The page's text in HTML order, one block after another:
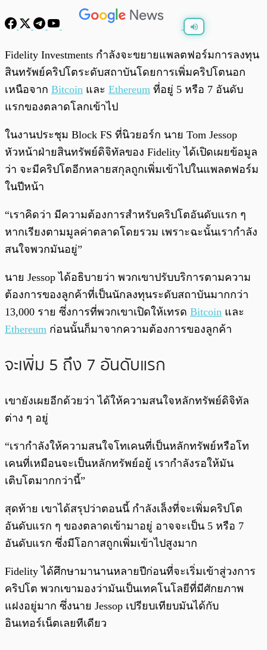
0:00
Fidelity Investments กำลังจะขยายแพลตฟอร์มการลงทุน
สินทรัพย์คริปโตระดับสถาบันโดยการเพิ่มคริปโตนอก
เหนือจาก Bitcoin และ Ethereum ที่อยู่ 5 หรือ 7 อันดับ
แรกของตลาดโลกเข้าไป
ในงานประชุม Block FS ที่นิวยอร์ก นาย Tom Jessop
หัวหน้าฝ่ายสินทรัพย์ดิจิทัลของ Fidelity ได้เปิดเผยข้อมูล
ว่า จะมีคริปโตอีกหลายสกุลถูกเพิ่มเข้าไปในแพลตฟอร์ม
ในปีหน้า
“เราคิดว่า มีความต้องการสำหรับคริปโตอันดับแรก ๆ
หากเรียงตามมูลค่าตลาดโดยรวม เพราะฉะนั้นเรากำลัง
สนใจพวกมันอยู่”
นาย Jessop ได้อธิบายว่า พวกเขาปรับบริการตามความ
ต้องการของลูกค้าที่เป็นนักลงทุนระดับสถาบันมากกว่า
13,000 ราย ซึ่งการที่พวกเขาเปิดให้เทรด Bitcoin และ
Ethereum ก่อนนั้นก็มาจากความต้องการของลูกค้า
จะเพิ่ม 5 ถึง 7 อันดับแรก
เขายังเผยอีกด้วยว่า ได้ให้ความสนใจหลักทรัพย์ดิจิทัล
ต่าง ๆ อยู่
“เรากำลังให้ความสนใจโทเคนที่เป็นหลักทรัพย์หรือโท
เคนที่เหมือนจะเป็นหลักทรัพย์อยู้ เรากำลังรอให้มัน
เติบโตมากกว่านี้”
สุดท้าย เขาได้สรุปว่าตอนนี้ กำลังเล็งที่จะเพิ่มคริปโต
อันดับแรก ๆ ของตลาดเข้ามาอยู่ อาจจะเป็น 5 หรือ 7
อันดับแรก ซึ่งมีโอกาสถูกเพิ่มเข้าไปสูงมาก
Fidelity ได้ศึกษามานานหลายปีก่อนที่จะเริ่มเข้าสู่วงการ
คริปโต พวกเขามองว่ามันเป็นเทคโนโลยีที่มีศักยภาพ
แฝงอยู่มาก ซึ่งนาย Jessop เปรียบเทียบมันได้กับ
อินเทอร์เน็ตเลยทีเดียว